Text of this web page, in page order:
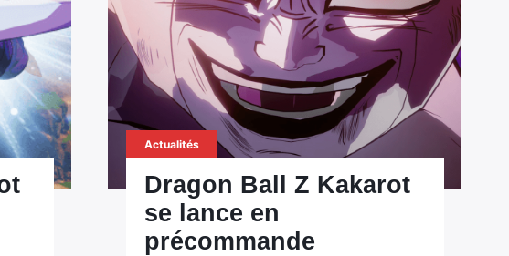
Actualités
Dragon Ball Z Kakarot
se lance en
précommande